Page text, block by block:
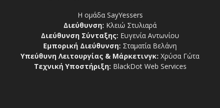
Η ομάδα SayYessers
Διεύθυνση: Κλειώ Στυλιαρά
Διεύθυνση Σύνταξης: Ευγενία Αντωνίου
Εμπορική Διεύθυνση: Σταματία Βελάνη
Υπεύθυνη Λειτουργίας & Μάρκετινγκ: Χρύσα Γώτα
Τεχνική Υποστήριξη: BlackDot Web Services